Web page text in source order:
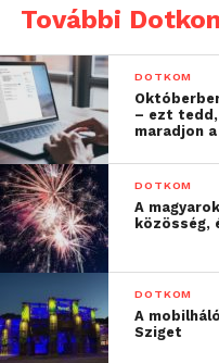
sérülnek, hanem
majd kritika, állításuk
fektettek erre a
létező projekt
szeretnének
csekélyke 9000 valósult
További
DOTKOM
– ezt tedd,
maradjon a
DOTKOM
A
közösség,
DOTKOM
A
Sziget